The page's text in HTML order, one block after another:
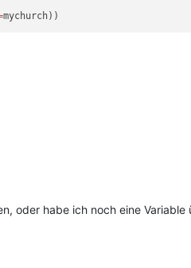
oder habe ich noch eine Variable